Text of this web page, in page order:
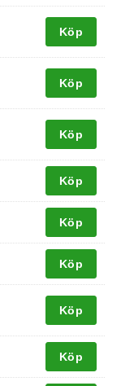
Köp
Köp
Köp
Köp
Köp
Köp
Köp
Köp